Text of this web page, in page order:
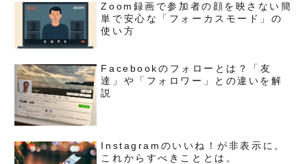
Zoom録画で参加者の顔を映さない簡
単で安心な「フォーカスモード」の
使い方
Facebookのフォローとは？「友
達」や「フォロワー」との違いを解
説
Instagramのいいね！が非表示に。
これからすべきこととは。